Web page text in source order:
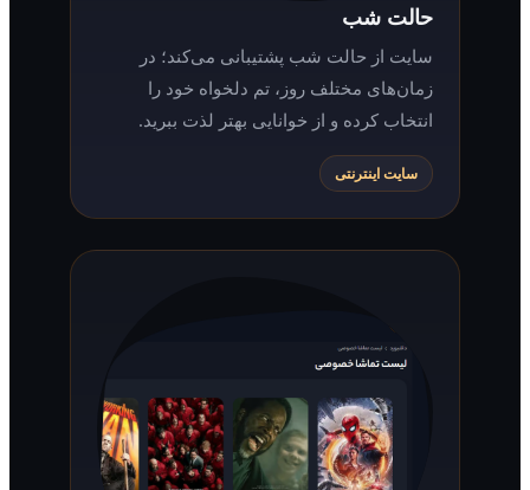
حالت شب
سایت از حالت شب پشتیبانی می‌کند؛ در
زمان‌های مختلف روز، تم دلخواه خود را
انتخاب کرده و از خوانایی بهتر لذت ببرید.
سایت اینترنتی